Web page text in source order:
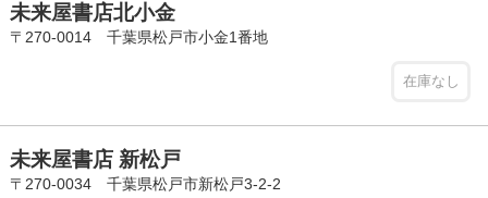
未来屋書店北小金
〒270-0014 千葉県松戸市小金1番地
在庫なし
未来屋書店 新松戸
〒270-0034 千葉県松戸市新松戸3-2-2